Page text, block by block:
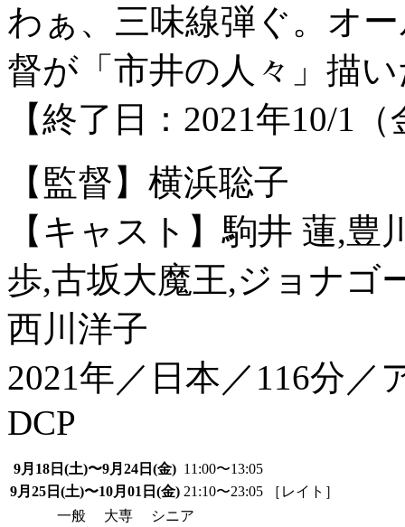
わぁ、三味線弾ぐ。オ
督が「市井の人々」描
【終了日：2021年10/1
【監督】横浜聡子
【キャスト】駒井 蓮,
歩,古坂大魔王,ジョナゴ
西川洋子
2021年／日本／116分
DCP
9月18日(土)〜9月24日(金) 11:00〜13:05
9月25日(土)〜10月01日(金) 21:10〜23:05 ［レイト］
一般
大専
シニア